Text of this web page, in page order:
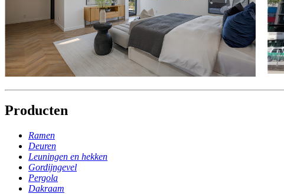
Producten
Ramen
Deuren
Leuningen en hekken
Gordijngevel
Pergola
Dakraam